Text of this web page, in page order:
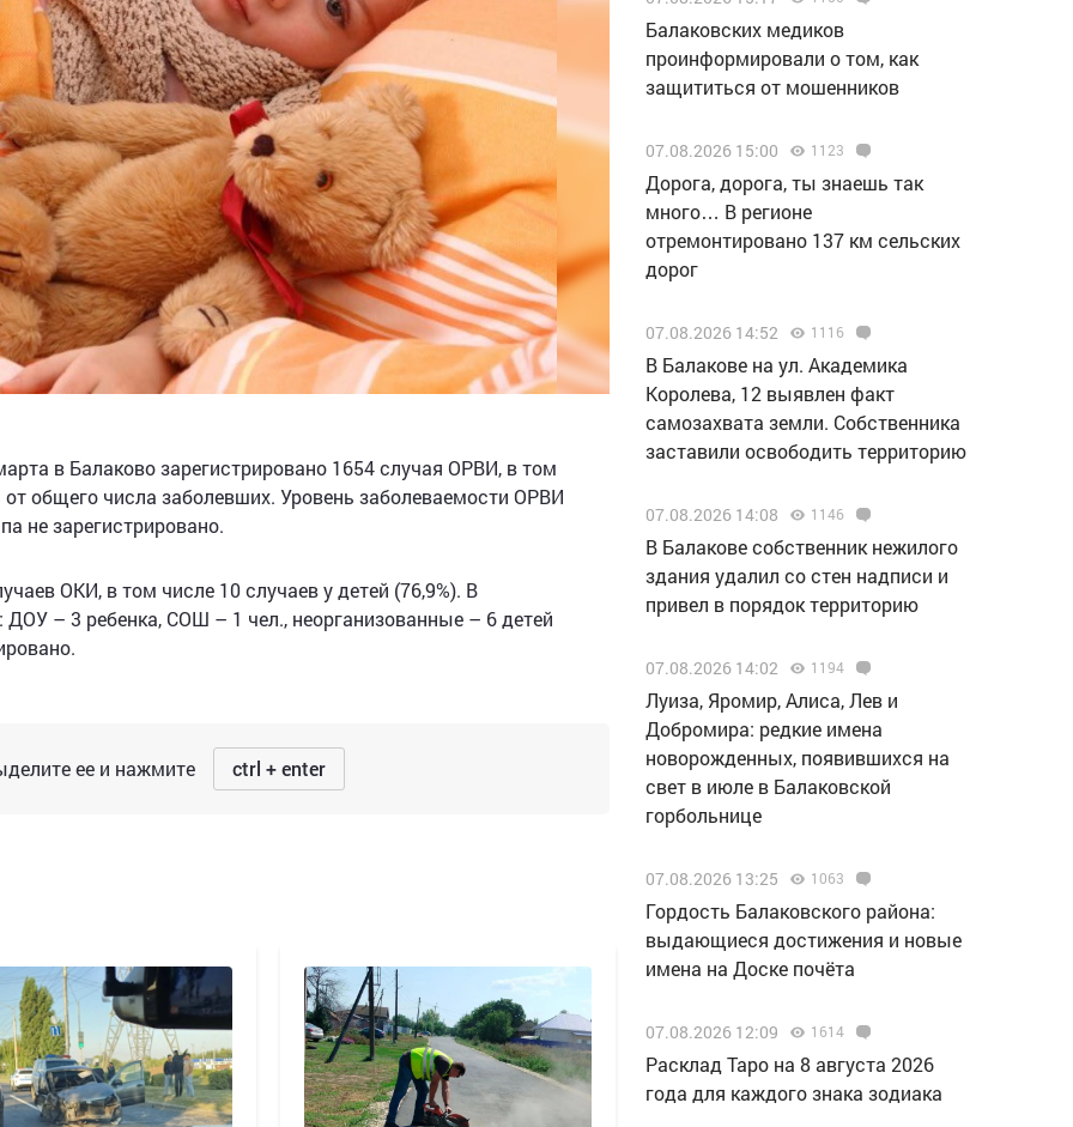
в Балаково зарегистрировано 1654 случая ОРВИ, в том
от общего числа заболевших. Уровень заболеваемости ОРВИ
не зарегистрировано.
ОКИ, в том числе 10 случаев у детей (76,9%). В
ДОУ – 3 ребенка, СОШ – 1 чел., неорганизованные – 6 детей
ее и нажмите ctrl + enter
Балаковских медиков
проинформировали о том, как
защититься от мошенников
07.08.2026 15:00 1123
Дорога, дорога, ты знаешь так
много… В регионе
отремонтировано 137 км сельских
дорог
07.08.2026 14:52 1116
В Балакове на ул. Академика
Королева, 12 выявлен факт
самозахвата земли. Собственника
заставили освободить территорию
07.08.2026 14:08 1146
В Балакове собственник нежилого
здания удалил со стен надписи и
привел в порядок территорию
07.08.2026 14:02 1194
Луиза, Яромир, Алиса, Лев и
Добромира: редкие имена
новорожденных, появившихся на
свет в июле в Балаковской
горбольнице
07.08.2026 13:25 1063
Гордость Балаковского района:
выдающиеся достижения и новые
имена на Доске почёта
07.08.2026 12:09 1614
Расклад Таро на 8 августа 2026
года для каждого знака зодиака